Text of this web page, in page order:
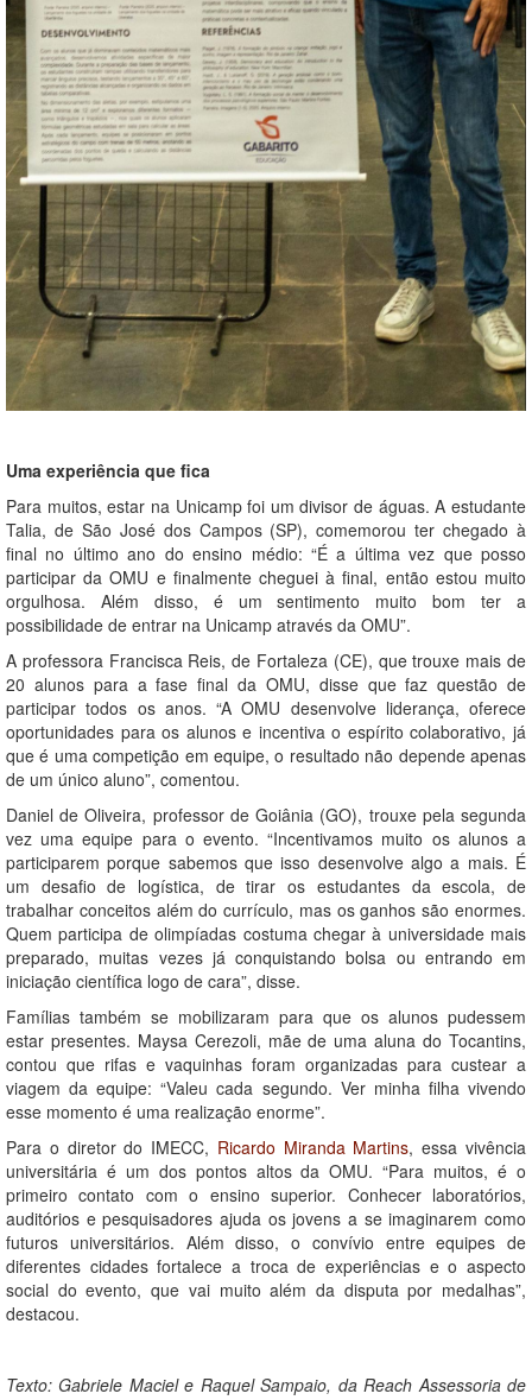
Uma experiência que fica
Para muitos, estar na Unicamp foi um divisor de águas. A estudante
Talia, de São José dos Campos (SP), comemorou ter chegado à
final no último ano do ensino médio: “É a última vez que posso
participar da OMU e finalmente cheguei à final, então estou muito
orgulhosa. Além disso, é um sentimento muito bom ter a
possibilidade de entrar na Unicamp através da OMU”.
A professora Francisca Reis, de Fortaleza (CE), que trouxe mais de
20 alunos para a fase final da OMU, disse que faz questão de
participar todos os anos. “A OMU desenvolve liderança, oferece
oportunidades para os alunos e incentiva o espírito colaborativo, já
que é uma competição em equipe, o resultado não depende apenas
de um único aluno”, comentou.
Daniel de Oliveira, professor de Goiânia (GO), trouxe pela segunda
vez uma equipe para o evento. “Incentivamos muito os alunos a
participarem porque sabemos que isso desenvolve algo a mais. É
um desafio de logística, de tirar os estudantes da escola, de
trabalhar conceitos além do currículo, mas os ganhos são enormes.
Quem participa de olimpíadas costuma chegar à universidade mais
preparado, muitas vezes já conquistando bolsa ou entrando em
iniciação científica logo de cara”, disse.
Famílias também se mobilizaram para que os alunos pudessem
estar presentes. Maysa Cerezoli, mãe de uma aluna do Tocantins,
contou que rifas e vaquinhas foram organizadas para custear a
viagem da equipe: “Valeu cada segundo. Ver minha filha vivendo
esse momento é uma realização enorme”.
Para o diretor do IMECC, Ricardo Miranda Martins, essa vivência
universitária é um dos pontos altos da OMU. “Para muitos, é o
primeiro contato com o ensino superior. Conhecer laboratórios,
auditórios e pesquisadores ajuda os jovens a se imaginarem como
futuros universitários. Além disso, o convívio entre equipes de
diferentes cidades fortalece a troca de experiências e o aspecto
social do evento, que vai muito além da disputa por medalhas”,
destacou.
Texto: Gabriele Maciel e Raquel Sampaio, da Reach Assessoria de